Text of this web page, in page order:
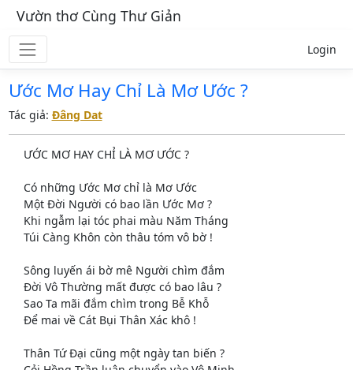
Vườn thơ Cùng Thư Giản
Login
Ước Mơ Hay Chỉ Là Mơ Ước ?
Tác giả: Đâng Dat
ƯỚC MƠ HAY CHỈ LÀ MƠ ƯỚC ?
Có những Ước Mơ chỉ là Mơ Ước
Một Đời Người có bao lần Ước Mơ ?
Khi ngẫm lại tóc phai màu Năm Tháng
Túi Càng Khôn còn thâu tóm vô bờ !
Sông luyến ái bờ mê Người chìm đắm
Đời Vô Thường mất được có bao lâu ?
Sao Ta mãi đắm chìm trong Bễ Khỗ
Để mai về Cát Bụi Thân Xác khô !
Thân Tứ Đại cũng một ngày tan biến ?